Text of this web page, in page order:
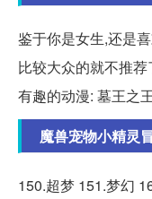
鉴于你是女生,还是
比较大众的就不推
有趣的动漫: 墓王之
魔兽宠物小精灵
150.超梦 151.梦幻